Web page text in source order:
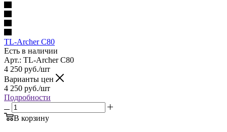
TL-Archer C80
Есть в наличии
Арт.: TL-Archer C80
4 250 руб./шт
Варианты цен
4 250 руб./шт
Подробности
В корзину